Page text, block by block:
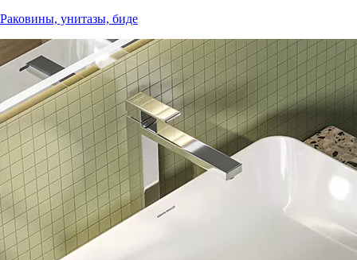
Раковины, унитазы, биде